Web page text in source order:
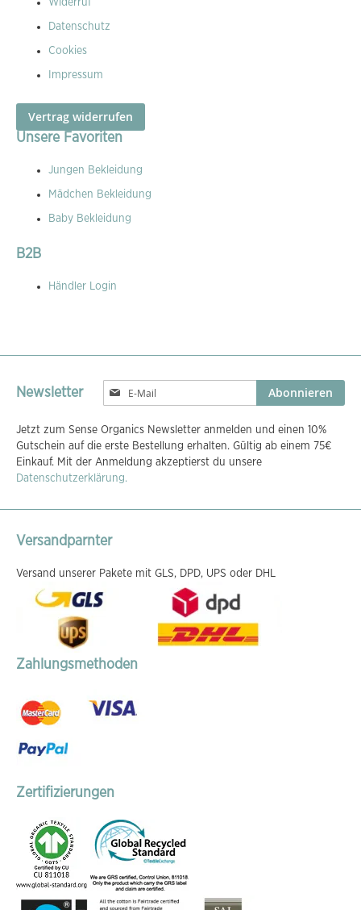
Widerruf
Datenschutz
Cookies
Impressum
Vertrag widerrufen
Unsere Favoriten
Jungen Bekleidung
Mädchen Bekleidung
Baby Bekleidung
B2B
Händler Login
Newsletter
Melden
Sie
für
unseren
Newsletter
an:
Abonnieren
Jetzt zum Sense Organics Newsletter anmelden und einen 10%
Gutschein auf die erste Bestellung erhalten. Gültig ab einem 75€
Einkauf. Mit der Anmeldung akzeptierst du unsere
Datenschutzerklärung.
Versandparnter
Versand unserer Pakete mit GLS, DPD, UPS oder DHL
Zahlungsmethoden
Zertifizierungen